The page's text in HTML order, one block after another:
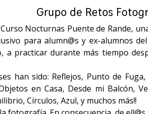
Grupo de Retos
Nocturnas Puente de Rande,
para alumn@s y ex-alumnos
practicar durante más tiempo
han sido: Reflejos, Punto de
en Casa, Desde mi Balcón,
Círculos, Azul, y muchos más!!